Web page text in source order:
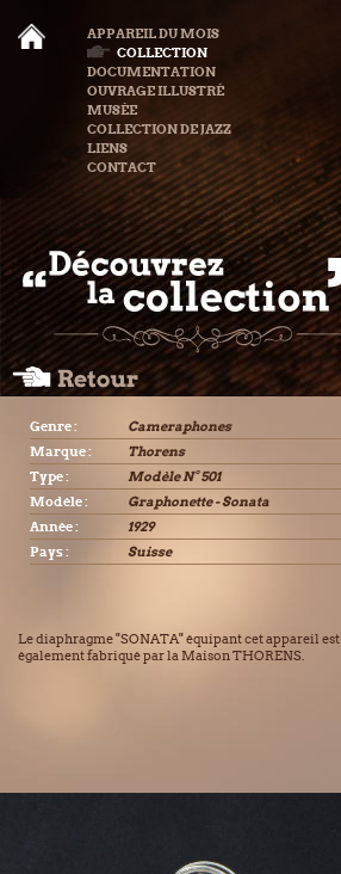
APPAREIL DU MOIS
COLLECTION
DOCUMENTATION
OUVRAGE ILLUSTRÉ
MUSÉE
COLLECTION DE JAZZ
LIENS
CONTACT
Genre :
Cameraphones
Marque :
Thorens
Type :
Modèle N° 501
Modèle :
Graphonette - Sonata
Année :
1929
Pays :
Suisse
Le diaphragme "SONATA" équipant cet appareil est
également fabriqué par la Maison THORENS.